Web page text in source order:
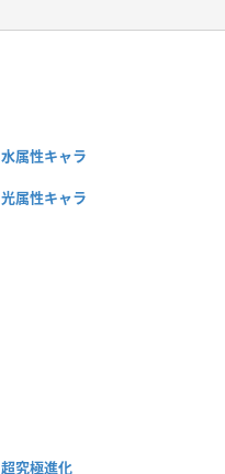
水属性キャラ
光属性キャラ
超究極進化